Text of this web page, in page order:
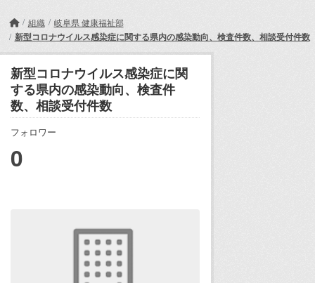
組織 岐阜県 健康福祉部
新型コロナウイルス感染症に関する県内の感染動向、検査件数、相談受付件数
新型コロナウイルス感染症に関
する県内の感染動向、検査件
数、相談受付件数
フォロワー
0